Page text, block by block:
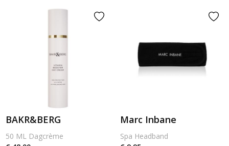
BAKR&BERG
50 ML Dagcrème
Marc Inbane
Spa Headband